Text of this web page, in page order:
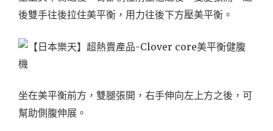
後雙手往後拉住美平衡，用力往後下方壓美平衡。
坐在美平衡前方，雙腿張開，右手伸向左上方之後，可
幫助側腹伸展。